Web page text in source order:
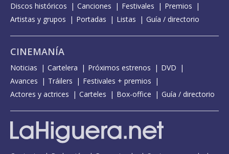
Discos históricos
Canciones Festivales
Premios
Artistas y grupos
Portadas Listas Guía / directorio
CINEMANÍA
Noticias Cartelera Próximos estrenos
DVD
Avances
Tráilers
Festivales + premios
Actores y actrices
Carteles Box-office Guía / directorio